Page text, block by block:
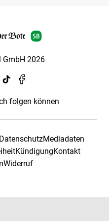
2026
folgen können
DatenschutzMediadaten
KündigungKontakt
Widerruf